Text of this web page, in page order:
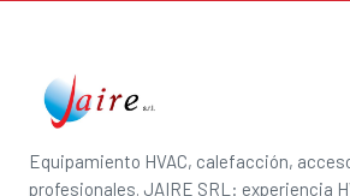
Equipamiento HVAC, calefacción,
profesionales. JAIRE SRL: experiencia